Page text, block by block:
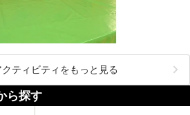
ティビティをもっと見る
ら探す